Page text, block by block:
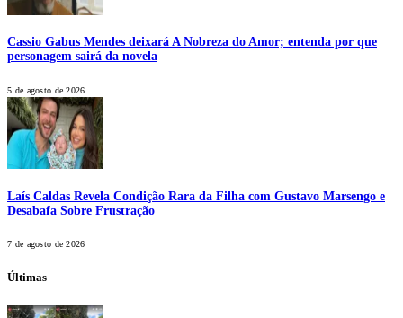
Cassio Gabus Mendes deixará A Nobreza do Amor; entenda por que
personagem sairá da novela
5 de agosto de 2026
Laís Caldas Revela Condição Rara da Filha com Gustavo Marsengo e
Desabafa Sobre Frustração
7 de agosto de 2026
Últimas